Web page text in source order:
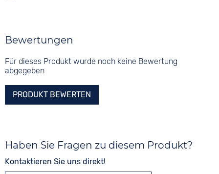
Bewertungen
Für dieses Produkt wurde noch keine Bewertung
abgegeben
PRODUKT BEWERTEN
Haben Sie Fragen zu diesem Produkt?
Kontaktieren Sie uns direkt!